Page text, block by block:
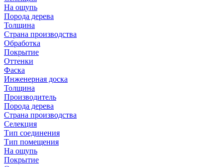
На ощупь
Порода дерева
Толщина
Страна производства
Обработка
Покрытие
Оттенки
Фаска
Инженерная доска
Толщина
Производитель
Порода дерева
Страна производства
Селекция
Тип соединения
Тип помещения
На ощупь
Покрытие